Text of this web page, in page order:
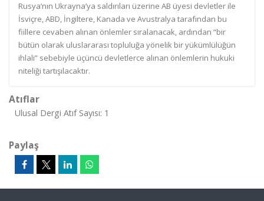
Rusya’nın Ukrayna’ya saldırıları üzerine AB üyesi devletler ile
İsviçre, ABD, İngiltere, Kanada ve Avustralya tarafından bu
fiillere cevaben alınan önlemler sıralanacak, ardından “bir
bütün olarak uluslararası topluluğa yönelik bir yükümlülüğün
ihlali” sebebiyle üçüncü devletlerce alınan önlemlerin hukuki
niteliği tartışılacaktır.
Atıflar
Ulusal Dergi Atıf Sayısı: 1
Paylaş